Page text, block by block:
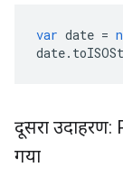
var date =
date.
दूसरा
गया